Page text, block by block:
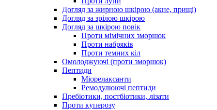
Догляд за жирною шкірою (акне, прищі)
Догляд за зрілою шкірою
Догляд за шкірою повік
Проти мімічних зморшок
Проти набряків
Проти темних кіл
Омолоджуючі (проти зморшок)
Пептиди
Міорелаксанти
Ремодулюючі пептиди
Пребіотики, постбіотики, лізати
Проти куперозу